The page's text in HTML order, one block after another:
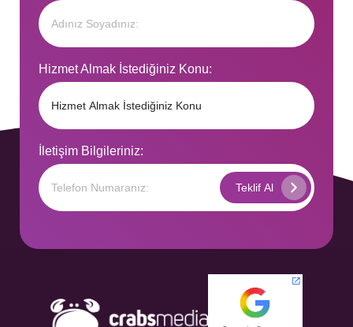
Hizmet Almak İstediğiniz Konu:
İletişim Bilgileriniz: